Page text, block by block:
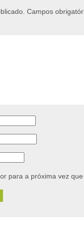
Campos
para a próxima vez